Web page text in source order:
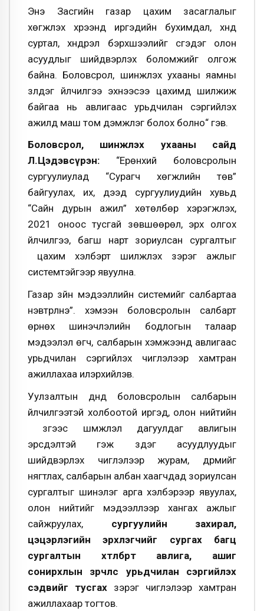
Энэ Засгийн газар цахим засаглалыг
хөгжүүлэх хүрээнд иргэдийн бухимдал, хүнд
суртал, хүндрэл бэрхшээлийг үүсгэдэг олон
асуудлыг шийдвэрлэх боломжийг олгож
байна. Боловсрол, шинжлэх ухааны яамны
үзүүлдэг үйлчилгээ эхнээсээ цахимд шилжиж
байгаа нь авлигаас урьдчилан сэргийлэх
ажилд маш том дэмжлэг болох болно“ гэв.
Боловсрол, шинжлэх ухааны сайд
Л.Цэдэвсүрэн: “Ерөнхий боловсролын
сургуулиулад “Сурагч хөгжлийн төв”
байгуулах, их, дээд сургуулиудийн хувьд
“Сайн дурын ажил” хөтөлбөр хэрэгжүүлэх,
2021 оноос тусгай зөвшөөрөл, эрх олгох
үйлчилгээ, багш нарт зориулсан сургалтыг
цахим хэлбэрт шилжүүлэх зэрэг ажлыг
системтэйгээр явуулна.
Газар зүйн мэдээллийн системийг салбартаа
нэвтрүүлнэ”. хэмээн боловсролын салбарт
өрнөх шинэчлэлийн бодлогын талаар
мэдээлэл өгч, салбарын хэмжээнд авлигаас
урьдчилан сэргийлэх чиглэлээр хамтран
ажиллахаа илэрхийлэв.
Уулзалтын дүнд боловсролын салбарын
үйлчилгээтэй холбоотой иргэд, олон нийтийн
зүгээс шүүмжлэл дагуулдаг авлигын
эрсдэлтэй гэж үздэг асуудлуудыг
шийдвэрлэх чиглэлээр журам, дүрмийг
нягтлах, салбарын албан хаагчдад зориулсан
сургалтыг шинэлэг арга хэлбэрээр явуулах,
олон нийтийг мэдээллээр хангах ажлыг
сайжруулах, сургуулийн захирал,
цэцэрлэгийн эрхлэгчийг сургах багц
сургалтын хөтөлбөрт авлига, ашиг
сонирхлын зөрчлөөс урьдчилан сэргийлэх
сэдвийг тусгах зэрэг чиглэлээр хамтран
ажиллахаар тогтов.